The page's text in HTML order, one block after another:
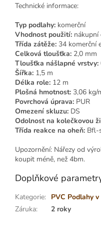
Technické informace:
Typ podlahy: komerční
Vhodnost použití: nákupní
Třída zátěže: 34 komerční
Celková tloušťka: 2,0 mm
Tloušťka nášlapné vrstvy:
Šířka: 1,5 m
Délka role: 12 m
Plošná hmotnost: 3,06 kg/
Povrchová úprava: PUR
Omezení skluzu: DS
Odolnost na kolečkovou
Třída reakce na oheň: Bfl-
Upozornění: Nářezy od
koupit méně, než 4bm.
Doplňkové
Kategorie: PVC Podlahy
Záruka: 2 roky